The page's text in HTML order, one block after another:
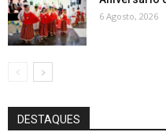
6 Agosto, 2026
DESTAQUES